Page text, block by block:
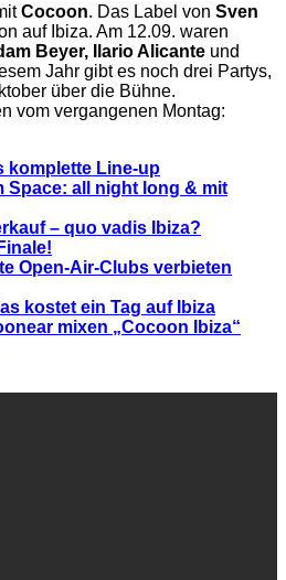
Cocoon. Das Label von Sven
auf Ibiza. Am 12.09. waren
Beyer, Ilario Alicante und
Jahr gibt es noch drei Partys,
über die Bühne.
vom vergangenen Montag:
komplette Line-up
Space: all night long & mit
– quo vadis Ibiza?
Open-Air-Clubs verbieten
kostet ein Tag auf Ibiza